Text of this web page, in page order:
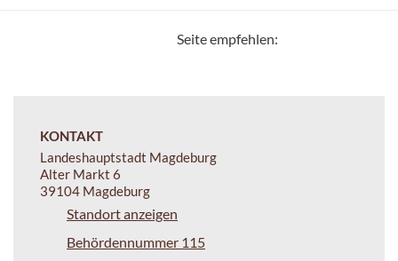
Seite empfehlen:
KONTAKT
Landeshauptstadt Magdeburg
Alter Markt 6
39104 Magdeburg
Standort anzeigen
Behördennummer 115